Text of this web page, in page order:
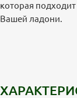
которая
Вашей ладони.